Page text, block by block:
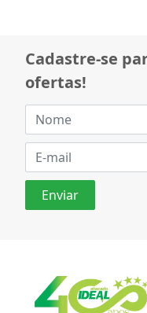
Cadastre-se
ofertas!